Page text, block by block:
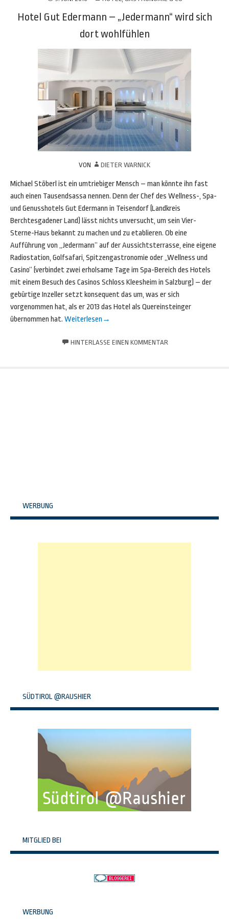
Hotel Gut Edermann – „Jedermann“ wird sich
dort wohlfühlen
VON DIETER WARNICK
Michael Stöberl ist ein umtriebiger Mensch – man könnte ihn fast
auch einen Tausendsassa nennen. Denn der Chef des Wellness-, Spa-
und Genusshotels Gut Edermann in Teisendorf (Landkreis
Berchtesgadener Land) lässt nichts unversucht, um sein Vier-
Sterne-Haus bekannt zu machen und zu etablieren. Ob eine
Aufführung von „Jedermann“ auf der Aussichtsterrasse, eine eigene
Radiostation, Golfsafari, Spitzengastronomie oder „Wellness und
Casino“ (verbindet zwei erholsame Tage im Spa-Bereich des Hotels
mit einem Besuch des Casinos Schloss Kleesheim in Salzburg) – der
gebürtige Inzeller setzt konsequent das um, was er sich
vorgenommen hat, als er 2013 das Hotel als Quereinsteinger
übernommen hat. Weiterlesen →
HINTERLASSE EINEN KOMMENTAR
WERBUNG
SÜDTIROL @RAUSHIER
MITGLIED BEI
WERBUNG